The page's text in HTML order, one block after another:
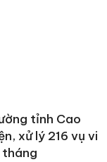
tỉnh Cao
xử lý 216 vụ vi
tháng